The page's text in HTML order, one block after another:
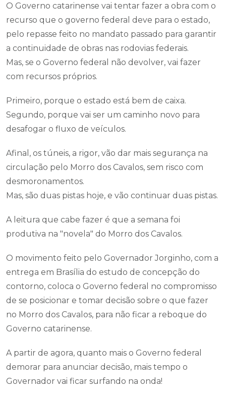
O Governo catarinense vai tentar fazer a obra com o
recurso que o governo federal deve para o estado,
pelo repasse feito no mandato passado para garantir
a continuidade de obras nas rodovias federais.
Mas, se o Governo federal não devolver, vai fazer
com recursos próprios.
Primeiro, porque o estado está bem de caixa.
Segundo, porque vai ser um caminho novo para
desafogar o fluxo de veículos.
Afinal, os túneis, a rigor, vão dar mais segurança na
circulação pelo Morro dos Cavalos, sem risco com
desmoronamentos.
Mas, são duas pistas hoje, e vão continuar duas pistas.
A leitura que cabe fazer é que a semana foi
produtiva na "novela" do Morro dos Cavalos.
O movimento feito pelo Governador Jorginho, com a
entrega em Brasília do estudo de concepção do
contorno, coloca o Governo federal no compromisso
de se posicionar e tomar decisão sobre o que fazer
no Morro dos Cavalos, para não ficar a reboque do
Governo catarinense.
A partir de agora, quanto mais o Governo federal
demorar para anunciar decisão, mais tempo o
Governador vai ficar surfando na onda!